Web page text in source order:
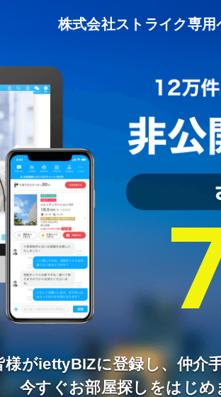
株式会社ストライク専用
がiettyBIZに登録し、仲介
今すぐお部屋探しをはじめ